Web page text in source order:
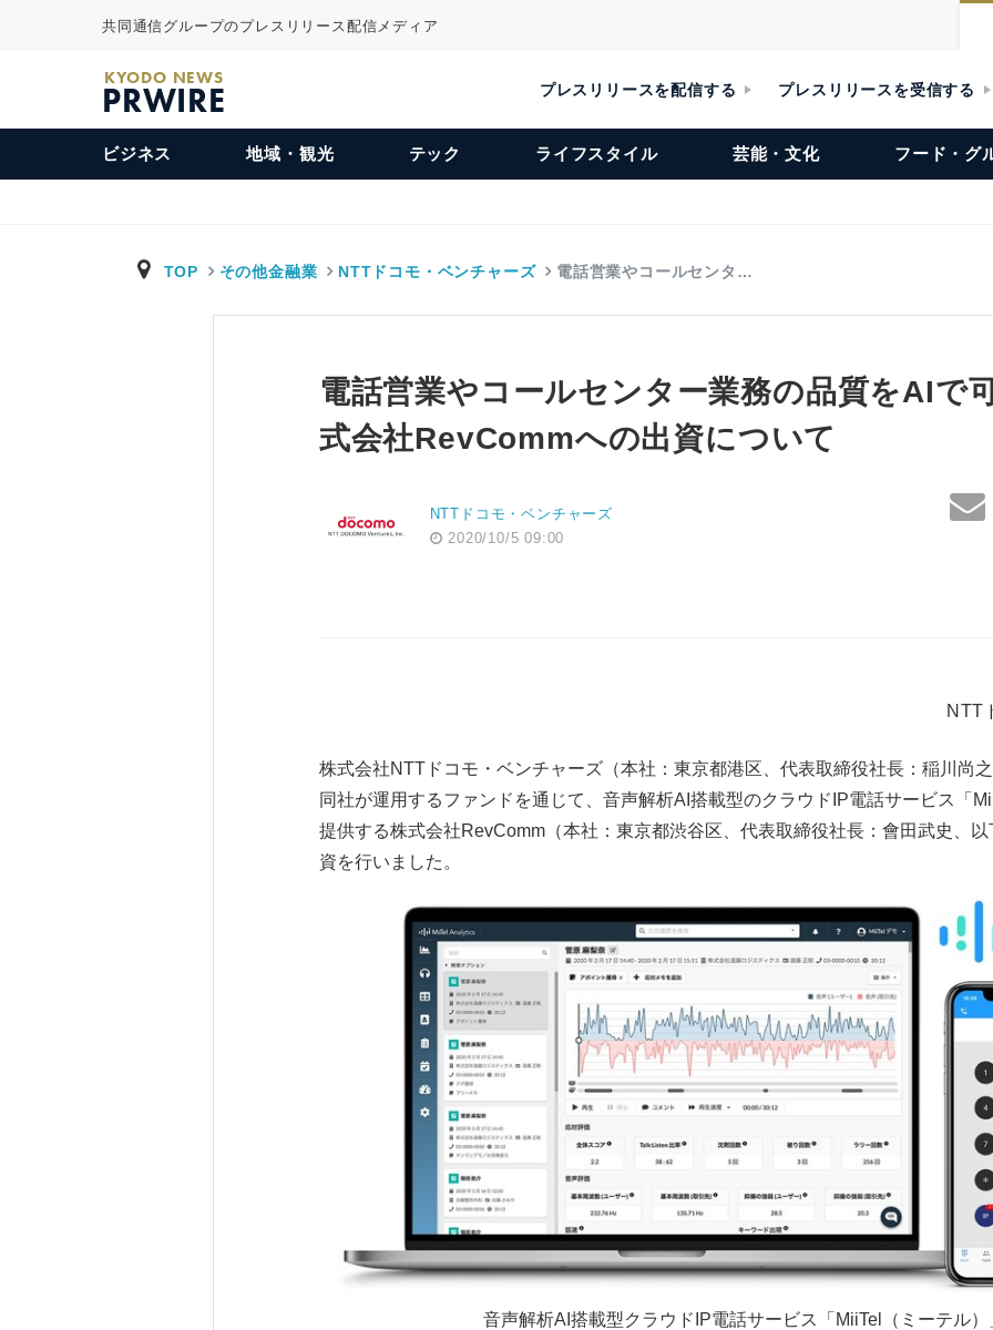
共同通信グループのプレスリリース配信メディア
KYODO NEWS
PRWIRE プレスリリースを配信する プレスリリースを受信する
ビジネス 地域・観光 テック ライフスタイル 芸能・文化 フード・グ
TOP その他金融業 NTTドコモ・ベンチャーズ 電話営業やコールセンタ…
電話営業やコールセンター業務の品質をAIで
式会社RevCommへの出資について
NTTドコモ・ベンチャーズ
2020/10/5 09:00
NTT
株式会社NTTドコモ・ベンチャーズ（本社：東京都港区、代表取締役社長：稲川尚之
同社が運用するファンドを通じて、音声解析AI搭載型のクラウドIP電話サービス「
提供する株式会社RevComm（本社：東京都渋谷区、代表取締役社長：會田武史、
資を行いました。
音声解析AI搭載型クラウドIP電話サービス「MiiTel（ミーテル）